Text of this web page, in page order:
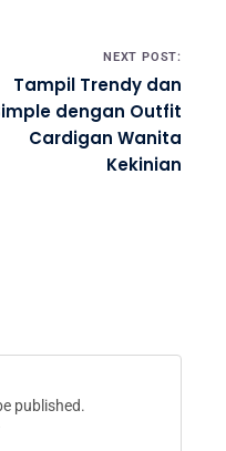
NEXT POST:
Tampil Trendy dan
dengan Outfit
Cardigan Wanita
Kekinian
published.